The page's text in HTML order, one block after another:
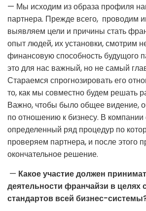
— Мы исходим из образа профиля
партнера. Прежде всего, проводим
выявляем цели и причины стать
опыт людей, их установки, смотрим
финансовую способность будущого
это для нас важный, но не самый
Стараемся спрогнозировать его
то, как мы совместно будем решать
Важно, чтобы было общее видение,
по отношению к бизнесу. В компании
определенный ряд процедур по
проверяем партнера, и после этого
окончательное решение.
— Какое участие должен
деятельности франчайзи в
стандартов всей бизнес-